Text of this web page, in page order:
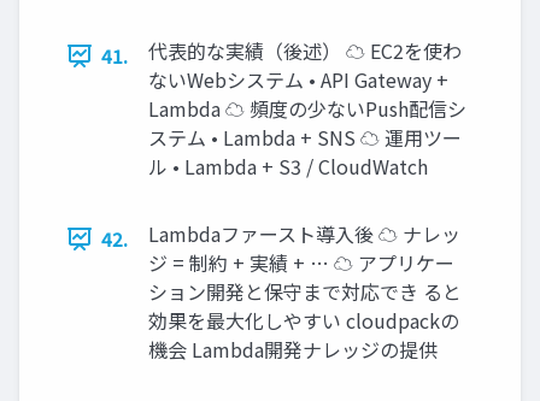
41.
代表的な実績（後述） ☁ EC2を使わ
ないWebシステム • API Gateway +
Lambda ☁ 頻度の少ないPush配信シ
ステム • Lambda + SNS ☁ 運用ツー
ル • Lambda + S3 / CloudWatch
42.
Lambdaファースト導入後 ☁ ナレッ
ジ = 制約 + 実績 + … ☁ アプリケー
ション開発と保守まで対応でき ると
効果を最大化しやすい cloudpackの
機会 Lambda開発ナレッジの提供